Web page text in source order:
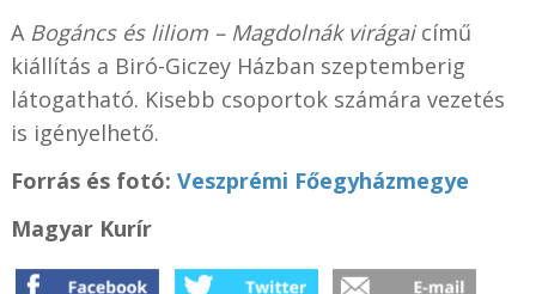
A Bogáncs és liliom – Magdolnák virágaicímű
kiállítás a Biró-Giczey Házban szeptemberig
látogatható. Kisebb csoportok számára vezetés
is igényelhető.
Forrás és fotó: Veszprémi Főegyházmegye
Magyar Kurír